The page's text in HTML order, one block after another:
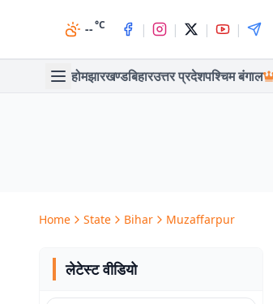
--°C | | | |
होमझारखण्डबिहारउत्तर प्रदेशपश्चिम बंगाल
Home State Bihar Muzaffarpur
लेटेस्ट वीडियो